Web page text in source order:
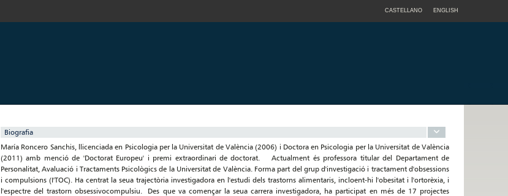
CASTELLANO ENGLISH
Biografia
María Roncero Sanchis, llicenciada en Psicologia per la Universitat de València (2006) i Doctora en Psicologia per la Universitat de València
(2011) amb menció de 'Doctorat Europeu' i premi extraordinari de doctorat. Actualment és professora titular del Departament de
Personalitat, Avaluació i Tractaments Psicològics de la Universitat de València. Forma part del grup d'investigació i tractament d'obsessions
i compulsions (I'TOC). Ha centrat la seua trajectòria investigadora en l'estudi dels trastorns alimentaris, incloent-hi l'obesitat i l'ortorèxia, i
l'espectre del trastorn obsessivocompulsiu. Des que va començar la seua carrera investigadora, ha participat en més de 17 projectes